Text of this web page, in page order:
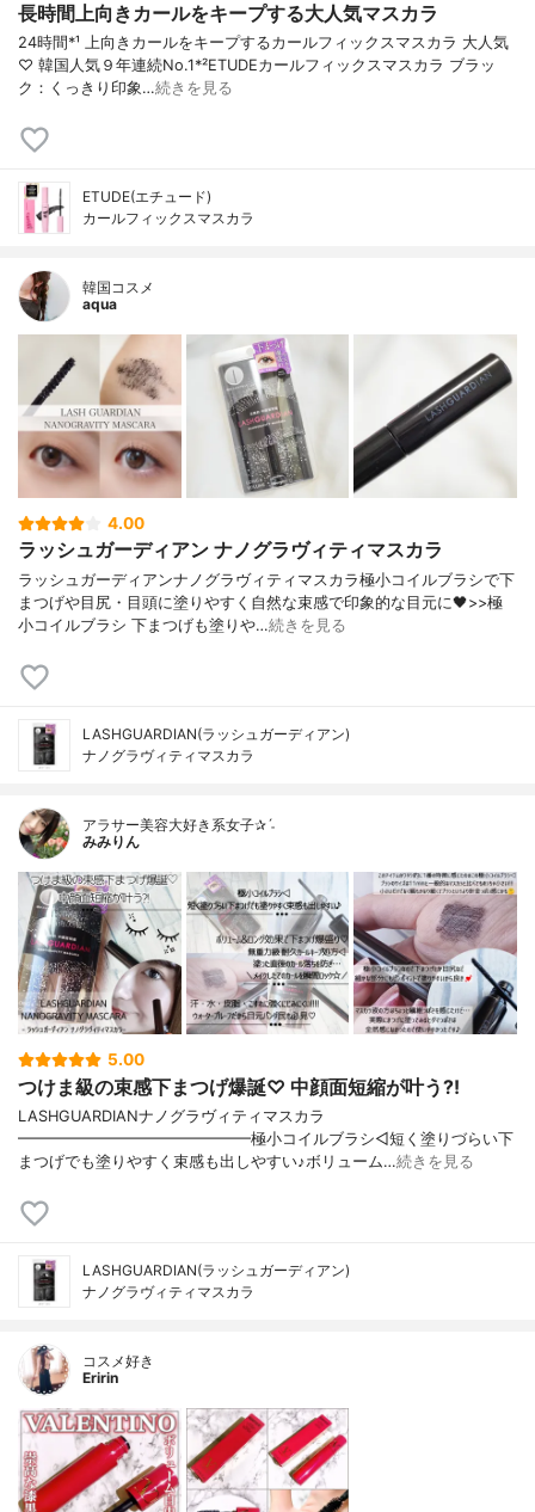
長時間上向きカールをキープする大人気マスカラ
24時間*¹ 上向きカールをキープするカールフィックスマスカラ 大人気
♡ 韓国人気９年連続No.1*²ETUDEカールフィックスマスカラ ブラッ
ク：くっきり印象…続きを見る
ETUDE(エチュード)
カールフィックスマスカラ
韓国コスメ
aqua
4.00
ラッシュガーディアン ナノグラヴィティマスカラ
ラッシュガーディアンナノグラヴィティマスカラ極小コイルブラシで下
まつげや目尻・目頭に塗りやすく自然な束感で印象的な目元に🖤>>極
小コイルブラシ 下まつげも塗りや…続きを見る
LASHGUARDIAN(ラッシュガーディアン)
ナノグラヴィティマスカラ
アラサー美容大好き系女子✰ˊ˗
みみりん
5.00
つけま級の束感下まつげ爆誕♡ 中顔面短縮が叶う?!
LASHGUARDIANナノグラヴィティマスカラ
━━━━━━━━━━━━━━━極小コイルブラシ◁短く塗りづらい下
まつげでも塗りやすく束感も出しやすい♪ボリューム…続きを見る
LASHGUARDIAN(ラッシュガーディアン)
ナノグラヴィティマスカラ
コスメ好き
Eririn